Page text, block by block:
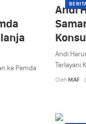
ke Pemda
Andi
Andi
Terlayani
Oleh MAF